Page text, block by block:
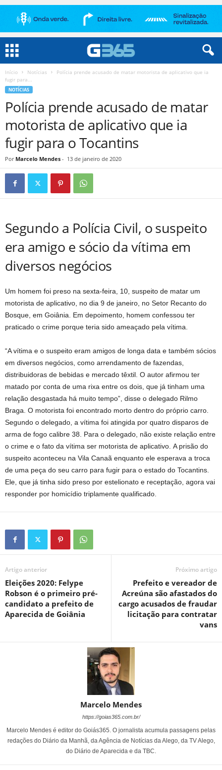
Início Notícias
Polícia prende acusado de matar motorista de aplicativo que ia
fugir para...
NOTÍCIAS
Polícia prende acusado de matar
motorista de aplicativo que ia
fugir para o Tocantins
Por Marcelo Mendes - 13 de janeiro de 2020
Segundo a Polícia Civil, o suspeito
era amigo e sócio da vítima em
diversos negócios
Um homem foi preso na sexta-feira, 10, suspeito de matar um
motorista de aplicativo, no dia 9 de janeiro, no Setor Recanto do
Bosque, em Goiânia. Em depoimento, homem confessou ter
praticado o crime porque teria sido ameaçado pela vítima.
“A vítima e o suspeito eram amigos de longa data e também sócios
em diversos negócios, como arrendamento de fazendas,
distribuidoras de bebidas e mercado têxtil. O autor afirmou ter
matado por conta de uma rixa entre os dois, que já tinham uma
relação desgastada há muito tempo”, disse o delegado Rilmo
Braga. O motorista foi encontrado morto dentro do próprio carro.
Segundo o delegado, a vítima foi atingida por quatro disparos de
arma de fogo calibre 38. Para o delegado, não existe relação entre
o crime e o fato da vítima ser motorista de aplicativo. A prisão do
suspeito aconteceu na Vila Canaã enquanto ele esperava a troca
de uma peça do seu carro para fugir para o estado do Tocantins.
Ele, que já tinha sido preso por estelionato e receptação, agora vai
responder por homicídio triplamente qualificado.
Artigo anterior
Eleições 2020: Felype
Robson é o primeiro pré-
candidato a prefeito de
Aparecida de Goiânia
Próximo artigo
Prefeito e vereador de
Acreúna são afastados do
cargo acusados de fraudar
licitação para contratar
vans
Marcelo Mendes
https://goias365.com.br/
Marcelo Mendes é editor do Goiás365. O jornalista acumula passagens pelas
redações do Diário da Manhã, da Agência de Notícias da Alego, da TV Alego,
do Diário de Aparecida e da TBC.